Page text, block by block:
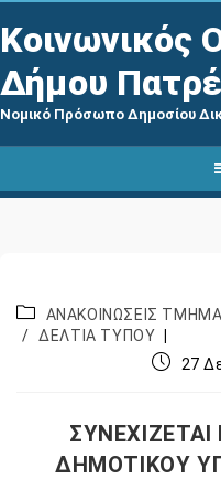
Κοινωνικός
Δήμου
Νομικό Πρόσωπο Δημοσίου
ΑΝΑΚΟΙΝΩΣΕΙΣ
/ ΔΕΛΤΙΑ ΤΥΠΟΥ
27
ΔΗΜΟΤΙΚΟΥ